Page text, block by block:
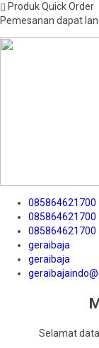
Produk Quick Order
Pemesanan dapat
085864621700
085864621700
085864621700
geraibaja
geraibaja
Selamat